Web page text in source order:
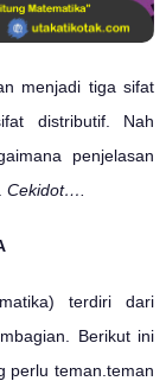
menjadi tiga sifat
distributif. Nah
penjelasan
Cekidot….
terdiri dari
Berikut ini
perlu teman.teman